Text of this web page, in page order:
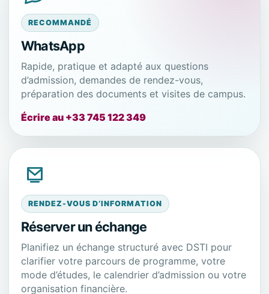
RECOMMANDÉ
WhatsApp
Rapide, pratique et adapté aux questions
d’admission, demandes de rendez-vous,
préparation des documents et visites de campus.
Écrire au +33 745 122 349
RENDEZ-VOUS D’INFORMATION
Réserver un échange
Planifiez un échange structuré avec DSTI pour
clarifier votre parcours de programme, votre
mode d’études, le calendrier d’admission ou votre
organisation financière.